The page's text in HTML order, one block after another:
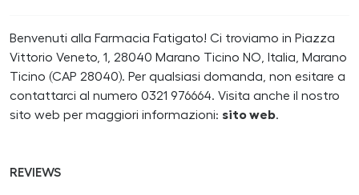
Benvenuti alla Farmacia Fatigato! Ci troviamo in Piazza
Vittorio Veneto, 1, 28040 Marano Ticino NO, Italia, Marano
Ticino (CAP 28040). Per qualsiasi domanda, non esitare a
contattarci al numero 0321 976664. Visita anche il nostro
sito web per maggiori informazioni: sito web.
REVIEWS